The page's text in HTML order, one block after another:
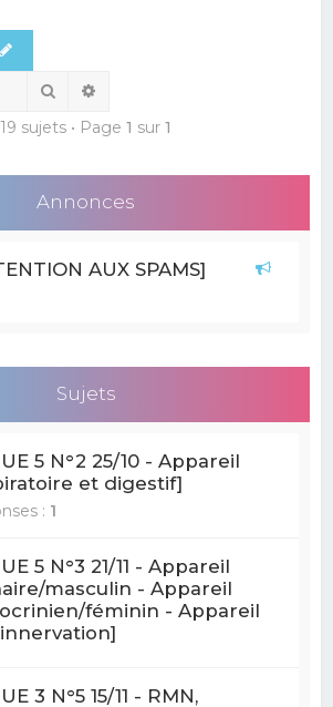
r
Rechercher
19 sujets • Page 1 sur 1
Annonces
AUX SPAMS]
Sujets
5 N°2 25/10 - Appareil
et digestif]
: 1
5 N°3 21/11 - Appareil
masculin - Appareil
féminin - Appareil
3 N°5 15/11 - RMN,